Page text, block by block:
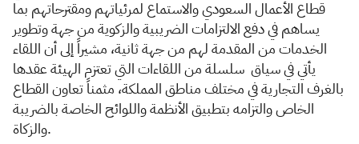
قطاع الأعمال السعودي والاستماع لمرئياتهم ومقترحاتهم بما
يساهم في دفع الالتزامات الضريبية والزكوية من جهة وتطوير
الخدمات من المقدمة لهم من جهة ثانية، مشيراً إلى أن اللقاء
يأتي في سياق سلسلة من اللقاءات التي تعتزم الهيئة عقدها
بالغرف التجارية في مختلف مناطق المملكة، مثمناً تعاون القطاع
الخاص والتزامه بتطبيق الأنظمة واللوائح الخاصة بالضريبة
والزكاة.